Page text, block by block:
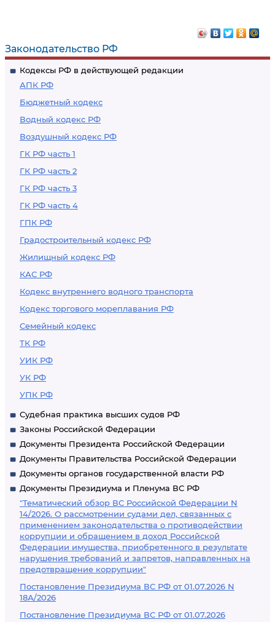
Законодательство РФ
Кодексы РФ в действующей редакции
АПК РФ
Бюджетный кодекс
Водный кодекс РФ
Воздушный кодекс РФ
ГК РФ часть 1
ГК РФ часть 2
ГК РФ часть 3
ГК РФ часть 4
ГПК РФ
Градостроительный кодекс РФ
Жилищный кодекс РФ
КАС РФ
Кодекс внутреннего водного транспорта
Кодекс торгового мореплавания РФ
Семейный кодекс
ТК РФ
УИК РФ
УК РФ
УПК РФ
Судебная практика высших судов РФ
Законы Российской Федерации
Документы Президента Российской Федерации
Документы Правительства Российской Федерации
Документы органов государственной власти РФ
Документы Президиума и Пленума ВС РФ
"Тематический обзор ВС Российской Федерации N
14/2026. О рассмотрении судами дел, связанных с
применением законодательства о противодействии
коррупции и обращением в доход Российской
Федерации имущества, приобретенного в результате
нарушения требований и запретов, направленных на
предотвращение коррупции"
Постановление Президиума ВС РФ от 01.07.2026 N
18А/2026
Постановление Президиума ВС РФ от 01.07.2026